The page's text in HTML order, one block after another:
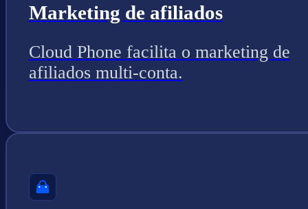
Marketing de afiliados
Cloud Phone facilita o marketing de
afiliados multi-conta.